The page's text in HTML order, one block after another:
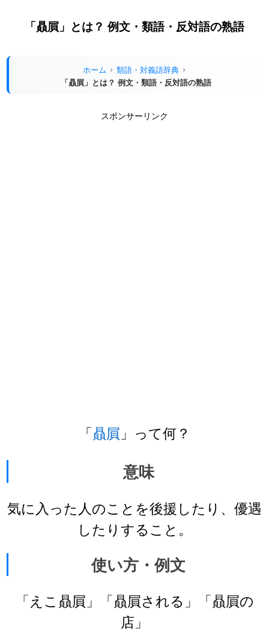
「贔屓」とは？ 例文・類語・反対語の熟語
ホーム
類語・対義語辞典
「贔屓」とは？ 例文・類語・反対語の熟語
スポンサーリンク
「贔屓 」って何？
意味
気に入った人のことを後援したり、優遇
したりすること。
使い方・例文
「えこ贔屓」「贔屓される」「贔屓の
店」